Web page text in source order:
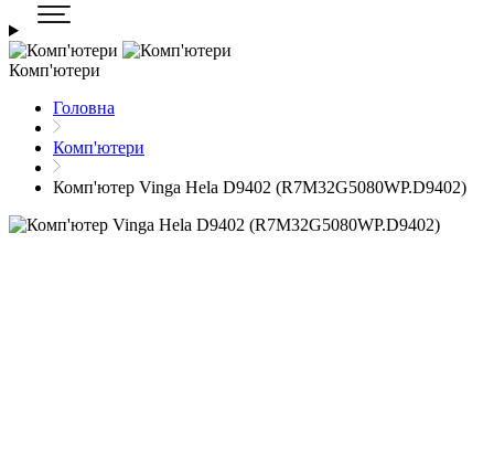
Комп'ютери
Головна
Комп'ютери
Комп'ютер Vinga Hela D9402 (R7M32G5080WP.D9402)